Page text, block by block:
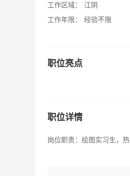
工作区域：
江阴
工作年限：
经验不限
职位亮点
职位详情
岗位职责：绘图实习生，